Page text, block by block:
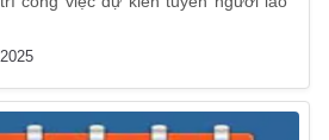
cờ Tổ quốc nhân kỷ niệm 50 năm
Yên (01/4/1975 – 01/4/2025)